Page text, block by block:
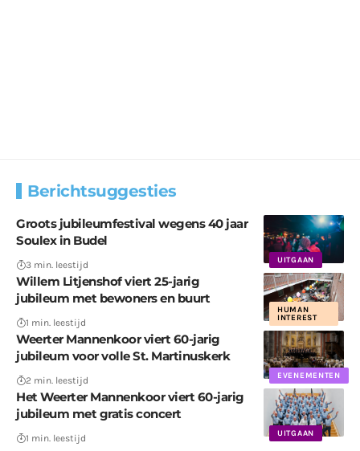
Berichtsuggesties
UITGAAN
Groots jubileumfestival wegens 40 jaar
Soulex in Budel
3 min. leestijd
HUMAN
INTEREST
Willem Litjenshof viert 25-jarig
jubileum met bewoners en buurt
1 min. leestijd
EVENEMENTEN
Weerter Mannenkoor viert 60-jarig
jubileum voor volle St. Martinuskerk
2 min. leestijd
UITGAAN
Het Weerter Mannenkoor viert 60-jarig
jubileum met gratis concert
1 min. leestijd